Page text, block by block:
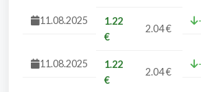
11.08.2025
1.22
€
2.04 €
11.08.2025
1.22
€
2.04 €